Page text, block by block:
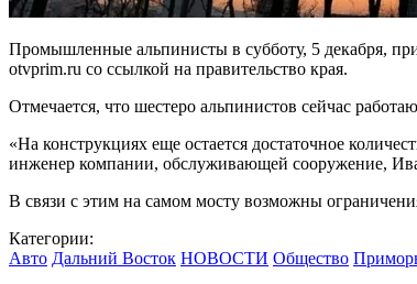
Промышленные альпинисты в субботу, 5 декабря,
otvprim.ru со ссылкой на правительство края.
Отмечается, что шестеро альпинистов сейчас
«На конструкциях еще остается достаточное
инженер компании, обслуживающей сооружение,
В связи с этим на самом мосту возможны
Категории:
Авто Дальний Восток НОВОСТИ Общество